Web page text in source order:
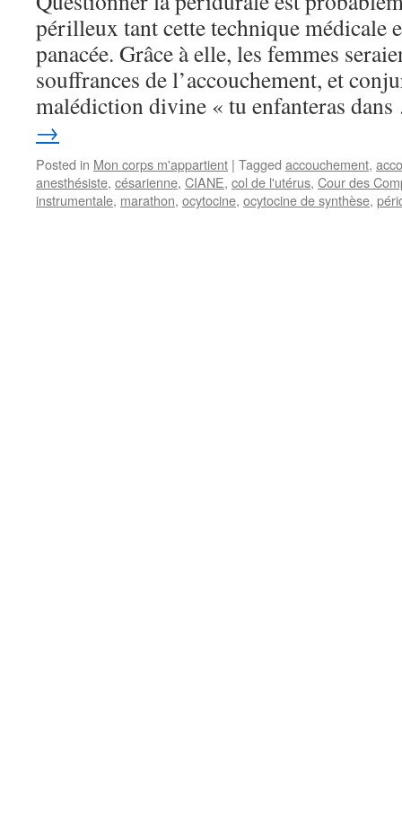
périlleux tant cette technique médicale
panacée. Grâce à elle, les femmes
souffrances de l’accouchement, et
malédiction divine « tu enfanteras
→
Posted in Mon corps m'appartient | Tagged accouchement,
anesthésiste, césarienne, CIANE, col de l'utérus, Cour des
instrumentale, marathon, ocytocine, ocytocine de synthèse,